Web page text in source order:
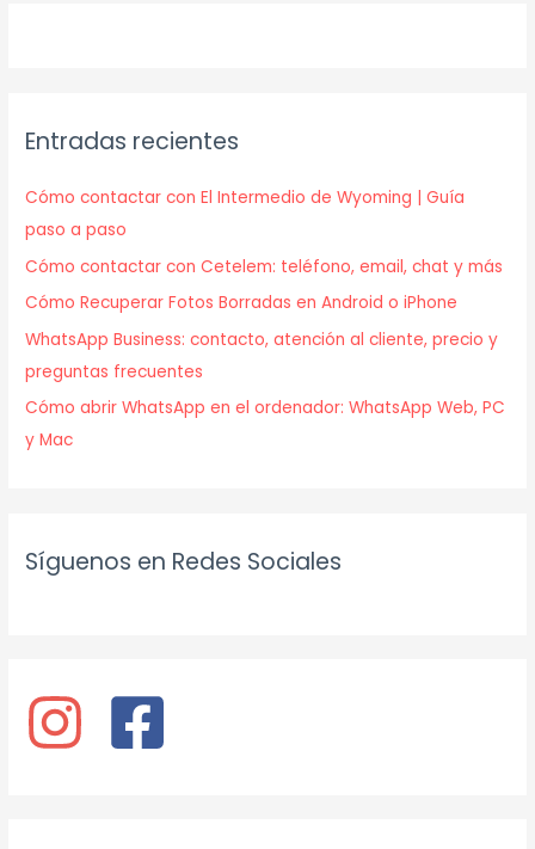
Entradas recientes
Cómo contactar con El Intermedio de Wyoming | Guía
paso a paso
Cómo contactar con Cetelem: teléfono, email, chat y más
Cómo Recuperar Fotos Borradas en Android o iPhone
WhatsApp Business: contacto, atención al cliente, precio y
preguntas frecuentes
Cómo abrir WhatsApp en el ordenador: WhatsApp Web, PC
y Mac
Síguenos en Redes Sociales